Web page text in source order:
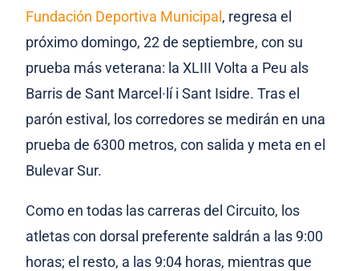
Fundación Deportiva Municipal , regresa el
próximo domingo, 22 de septiembre, con su
prueba más veterana: la XLIII Volta a Peu als
Barris de Sant Marcel·lí i Sant Isidre. Tras el
parón estival, los corredores se medirán en una
prueba de 6300 metros, con salida y meta en el
Bulevar Sur.
Como en todas las carreras del Circuito, los
atletas con dorsal preferente saldrán a las 9:00
horas; el resto, a las 9:04 horas, mientras que